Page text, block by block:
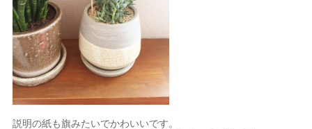
説明の紙も旗みたいでかわいいです。